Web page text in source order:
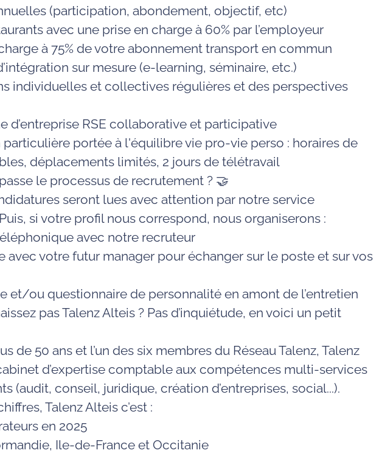
(participation, abondement, objectif, etc)
avec une prise en charge à 60% par l’employeur
à 75% de votre abonnement transport en commun
intégration sur mesure (e-learning, séminaire, etc.)
individuelles et collectives régulières et des perspectives
d’entreprise RSE collaborative et participative
portée à l'équilibre vie pro-vie perso : horaires de
déplacements limités, 2 jours de télétravail
le processus de recrutement ? 🤝
seront lues avec attention par notre service
si votre profil nous correspond, nous organiserons :
avec notre recruteur
avec votre futur manager pour échanger sur le poste et sur vos
et/ou questionnaire de personnalité en amont de l’entretien
pas Talenz Alteis ? Pas d’inquiétude, en voici un petit
de 50 ans et l’un des six membres du Réseau Talenz, Talenz
d’expertise comptable aux compétences multi-services
(audit, conseil, juridique, création d’entreprises, social...).
Talenz Alteis c’est :
en 2025
Ile-de-France et Occitanie